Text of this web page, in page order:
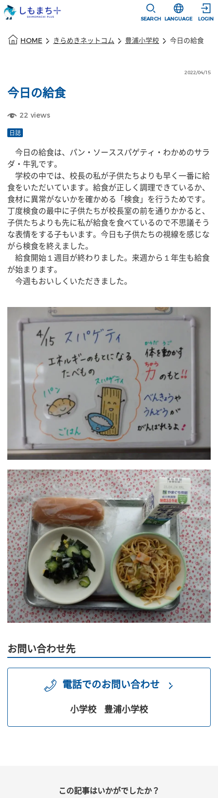
SEARCH
選択すると言
LANGUAGE LOGIN
HOME きらめきネットコム 豊浦小学校 今日の給食
2022/04/15
今日の給食
22 views
日誌
今日の給食は、パン・ソーススパゲティ・わかめのサラ
ダ・牛乳です。
学校の中では、校長の私が子供たちよりも早く一番に給
食をいただいています。給食が正しく調理できているか、
食材に異常がないかを確かめる「検食」を行うためです。
丁度検食の最中に子供たちが校長室の前を通りかかると、
子供たちよりも先に私が給食を食べているので不思議そう
な表情をする子もいます。今日も子供たちの視線を感じな
がら検食を終えました。
給食開始１週目が終わりました。来週から１年生も給食
が始まります。
今週もおいしくいただきました。
お問い合わせ先
電話でのお問い合わせ
小学校 豊浦小学校
この記事はいかがでしたか？